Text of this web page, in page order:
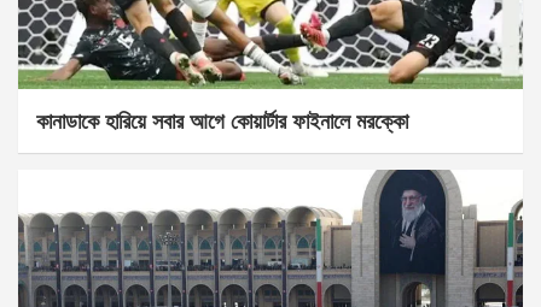
কানাডাকে হারিয়ে সবার আগে কোয়ার্টার ফাইনালে মরক্কো